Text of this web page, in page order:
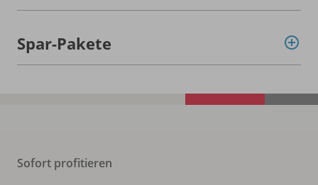
Spar-Pakete
Sofort profitieren